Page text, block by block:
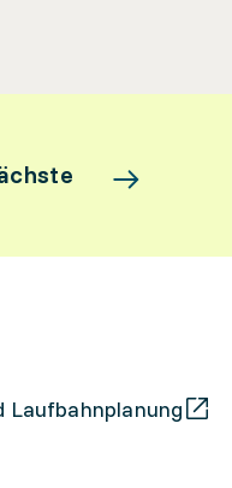
Laufbahnplanung